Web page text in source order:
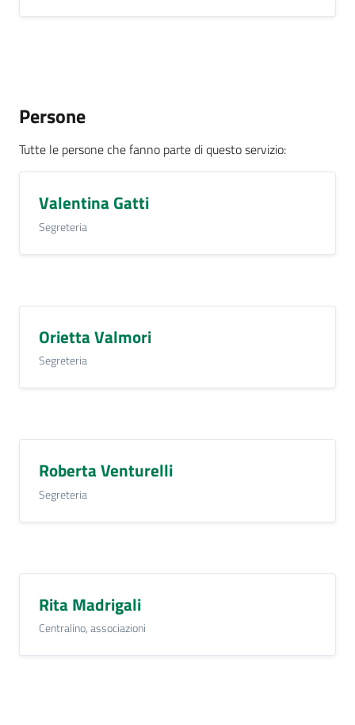
Persone
Tutte le persone che fanno parte di questo servizio:
Valentina Gatti
Segreteria
Orietta Valmori
Segreteria
Roberta Venturelli
Segreteria
Rita Madrigali
Centralino, associazioni